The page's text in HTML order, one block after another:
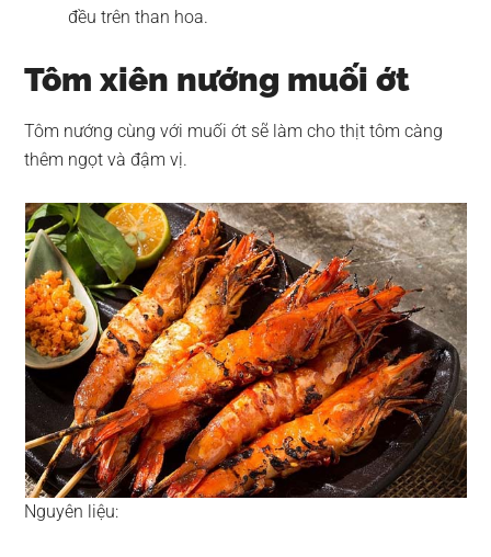
đều trên than hoa.
Tôm xiên nướng muối ớt
Tôm nướng cùng với muối ớt sẽ làm cho thịt tôm càng
thêm ngọt và đậm vị.
Nguyên liệu: